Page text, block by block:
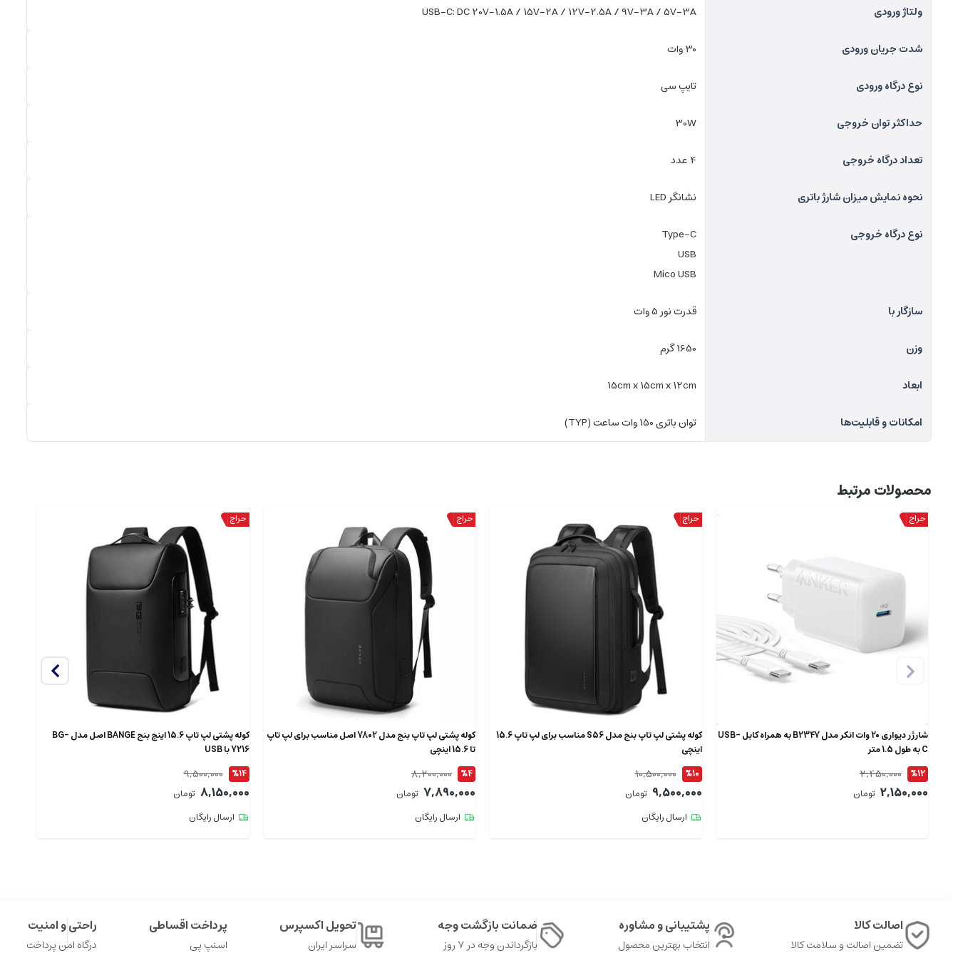
ولتاژ ورودی USB-C: DC 20V-1.5A / 15V-2A / 12V-2.5A / 9V-3A / 5V-3A
شدت جریان ورودی 30 وات
نوع درگاه ورودی تایپ سی
حداکثر توان خروجی 30W
تعداد درگاه خروجی 4 عدد
نحوه نمایش میزان شارژ باتری نشانگر LED
نوع درگاه خروجی
Type-C
USB
Mico USB
سازگار با قدرت نور 5 وات
وزن 1650 گرم
ابعاد 15cm x 15cm x 12cm
امکانات و قابلیت‌ها توان باتری 150 وات ساعت (TYP)
محصولات مرتبط
شارژر دیواری 20 وات انکر مدل B2347 به همراه کابل USB-
C به طول 1.5 متر
%12
2,450,000
2,150,000 تومان
کوله پشتی لپ تاپ بنج مدل S56 مناسب برای لپ تاپ 15.6
اینچی
%10
10,500,000
9,500,000 تومان
ارسال رایگان
کوله پشتی لپ تاپ بنج مدل 7802 اصل مناسب برای لپ تاپ
تا 15.6 اینچی
%4
8,200,000
7,890,000 تومان
ارسال رایگان
کوله پشتی لپ تاپ 15.6 اینچ بنج BANGE اصل مدل BG-
7216 با USB
%14
9,500,000
8,150,000 تومان
ارسال رایگان
اصالت کالا
تضمین اصالت و سلامت کالا
پشتیبانی و مشاوره
انتخاب بهترین محصول
ضمانت بازگشت وجه
بازگرداندن وجه در ۷ روز
تحویل اکسپرس
سراسر ایران
پرداخت اقساطی
اسنپ پی
راحتی و امنیت
درگاه امن پرداخت